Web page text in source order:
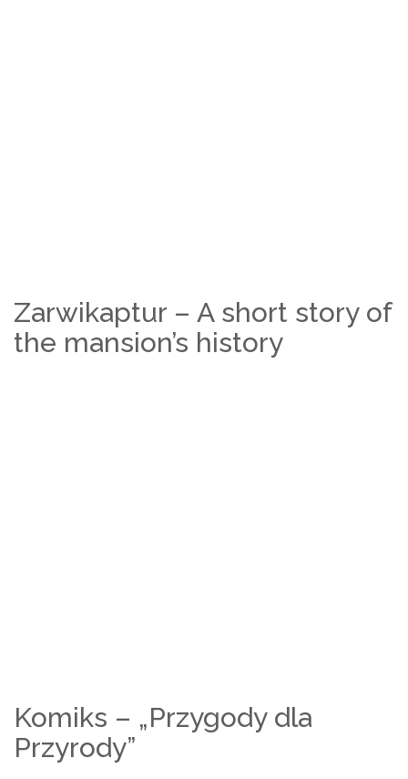
Zarwikaptur – A short story of
the mansion’s history
Komiks – „Przygody dla
Przyrody”